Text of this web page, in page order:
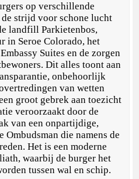
op verschillende
strijd voor schone lucht
landfill Parkietenbos,
in Seroe Colorado, het
Suites en de zorgen
Dit alles toont aan
onbehoorlijk
van wetten
groot gebrek aan toezicht
veroorzaakt door de
van een onpartijdige,
die namens de
Het is een moderne
waarbij de burger het
tussen wal en schip.